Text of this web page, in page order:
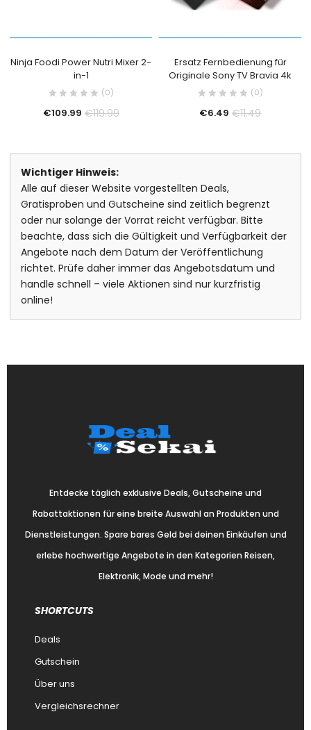
Ninja Foodi Power Nutri Mixer 2-
in-1
(0)
€109.99 €119.99
Ersatz Fernbedienung für
Originale Sony TV Bravia 4k
(0)
€6.49 €11.49
Wichtiger Hinweis:
Alle auf dieser Website vorgestellten Deals,
Gratisproben und Gutscheine sind zeitlich begrenzt
oder nur solange der Vorrat reicht verfügbar. Bitte
beachte, dass sich die Gültigkeit und Verfügbarkeit der
Angebote nach dem Datum der Veröffentlichung
richtet. Prüfe daher immer das Angebotsdatum und
handle schnell – viele Aktionen sind nur kurzfristig
online!
Entdecke täglich exklusive Deals, Gutscheine und
Rabattaktionen für eine breite Auswahl an Produkten und
Dienstleistungen. Spare bares Geld bei deinen Einkäufen und
erlebe hochwertige Angebote in den Kategorien Reisen,
Elektronik, Mode und mehr!
SHORTCUTS
Deals
Gutschein
Über uns
Vergleichsrechner